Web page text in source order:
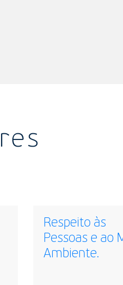
Respeito às
Pessoas e ao
Ambiente.